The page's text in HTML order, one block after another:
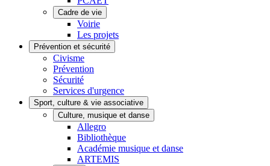
Cadre de vie
Voirie
Les projets
Prévention et sécurité
Civisme
Prévention
Sécurité
Services d'urgence
Sport, culture & vie associative
Culture, musique et danse
Allegro
Bibliothèque
Académie musique et danse
ARTEMIS